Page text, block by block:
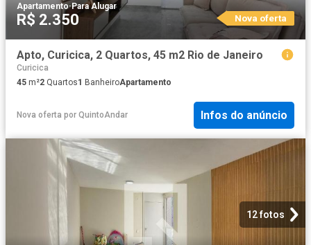
Apartamento·Para Alugar
R$ 2.350 Nova oferta
Apto, Curicica, 2 Quartos, 45 m2 Rio de Janeiro
Curicica
45 m²2 Quartos1 BanheiroApartamento
Nova oferta por QuintoAndar Infos do anúncio
12 fotos